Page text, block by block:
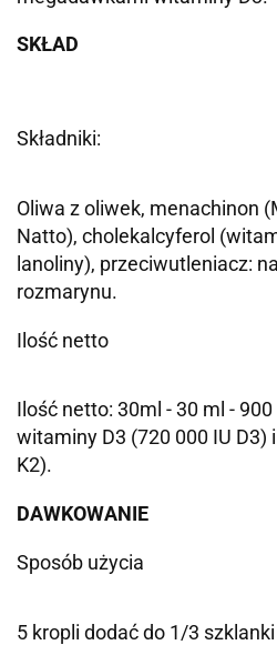
SKŁAD
Składniki:
Oliwa z oliwek, menachinon
Natto), cholekalcyferol
lanoliny), przeciwutleniacz:
rozmarynu.
Ilość netto
Ilość netto: 30ml - 30 ml -
witaminy D3 (720 000 IU D3)
K2).
DAWKOWANIE
Sposób użycia
5 kropli dodać do 1/3